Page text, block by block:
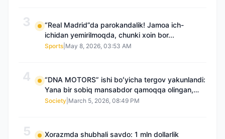
3
“Real Madrid”da parokandalik! Jamoa ich-
ichidan yemirilmoqda, chunki xoin bor...
Sports May 8, 2026, 03:53 AM
4
“DNA MOTORS” ishi boʻyicha tergov yakunlandi:
Yana bir sobiq mansabdor qamoqqa olingan,
Saidnazirxanovaning “zami” gʻoyib boʻlgan
Society March 5, 2026, 08:49 PM
5
Xorazmda shubhali savdo: 1 mln dollarlik